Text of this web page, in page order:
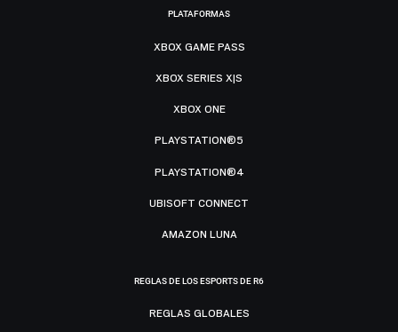
PLATAFORMAS
XBOX GAME PASS
XBOX SERIES X|S
XBOX ONE
PLAYSTATION®5
PLAYSTATION®4
UBISOFT CONNECT
AMAZON LUNA
REGLAS DE LOS ESPORTS DE R6
REGLAS GLOBALES